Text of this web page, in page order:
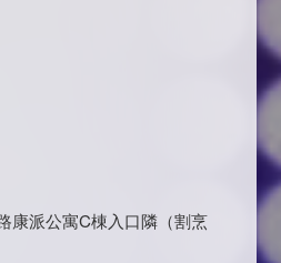
康派公寓C棟入口隣（割烹